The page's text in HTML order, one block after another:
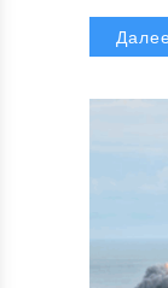
Далее